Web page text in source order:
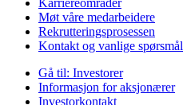
Karriereområder
Møt våre medarbeidere
Rekrutteringsprosessen
Kontakt og vanlige spørsmål
Gå til: Investorer
Informasjon for aksjonærer
Investorkontakt